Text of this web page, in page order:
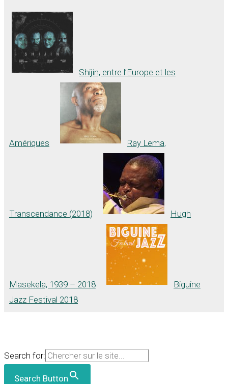
Shijin, entre l’Europe et les
Amériques Ray Lema,
Transcendance (2018) Hugh
Masekela, 1939 – 2018
Biguine
Jazz Festival 2018
Search for:
Search Button